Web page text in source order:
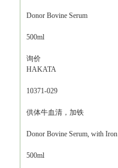
Donor Bovine Serum
500ml
询价
HAKATA
10371-029
供体牛血清，加铁
Donor Bovine Serum, with Iron
500ml